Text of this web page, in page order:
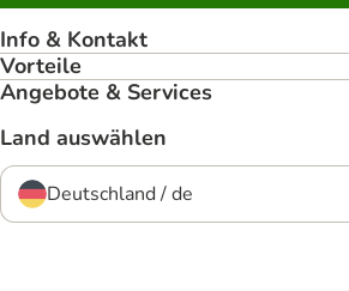
Info & Kontakt
Vorteile
Angebote & Services
Land auswählen
Deutschland / de